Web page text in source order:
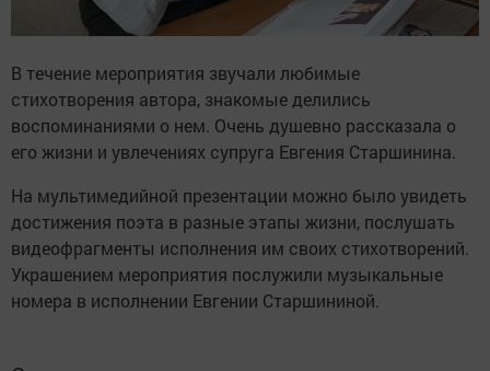
В течение мероприятия звучали любимые
стихотворения автора, знакомые делились
воспоминаниями о нем. Очень душевно рассказала о
его жизни и увлечениях супруга Евгения Старшинина.
На мультимедийной презентации можно было увидеть
достижения поэта в разные этапы жизни, послушать
видеофрагменты исполнения им своих стихотворений.
Украшением мероприятия послужили музыкальные
номера в исполнении Евгении Старшининой.